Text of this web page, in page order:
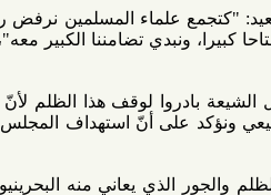
علماء المسلمين نرفض رفضا
تضامننا الكبير معه"، داعيا
لوقف هذا الظلم لأنّ
أنّ استهداف المجلس هو
يعاني منه البحرينيون تمثل